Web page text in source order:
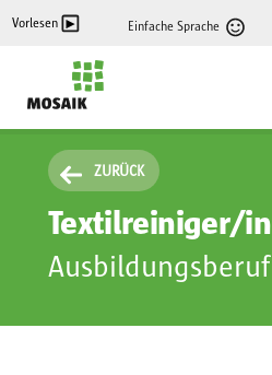
Vorlesen Einfache Sprache
ZURÜCK
Textilreiniger/in
Ausbildungsberuf